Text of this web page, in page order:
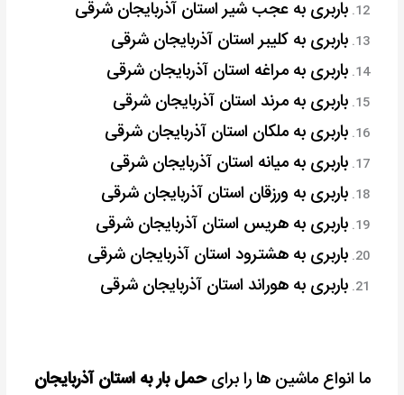
باربری به عجب شیر استان آذربایجان شرقی
باربری به کلیبر استان آذربایجان شرقی
باربری به مراغه استان آذربایجان شرقی
باربری به مرند استان آذربایجان شرقی
باربری به ملکان استان آذربایجان شرقی
باربری به میانه استان آذربایجان شرقی
باربری به ورزقان استان آذربایجان شرقی
باربری به هریس استان آذربایجان شرقی
باربری به هشترود استان آذربایجان شرقی
باربری به هوراند استان آذربایجان شرقی
ما انواع ماشین ها را برایحمل بار به استان آذربایجان